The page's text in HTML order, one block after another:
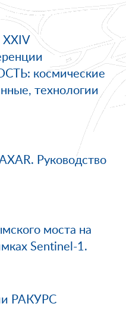
космические
технологии
Руководство
моста на
Sentinel-1.
РАКУРС